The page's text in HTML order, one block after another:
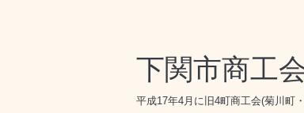
下関市商工
平成17年4月に旧4町商工会(菊川町